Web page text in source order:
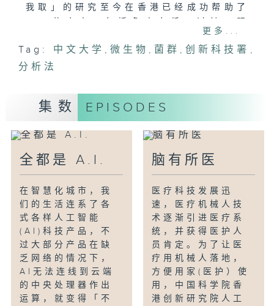
我取」的研究至今在香港已经成功帮助了
胖，结肠癌等疾病。陈家亮教授认为，香港
有条件凭借微生物菌群技术，成为亚太区首
个创新医学产业枢纽。
陈家亮教授（香港微生物菌群创新中心联合
主任）
任）
更多...
Tag: 中文大学 , 微生物 , 菌群 ,创新科技署 ,
分析法
集数 EPISODES
全都是 A.I.
在智慧化城市，我
们的生活连系了各
式各样人工智能
(AI)科技产品，不
过大部分产品在缺
乏网络的情况下，
AI无法连线到云端
的中央处理器作出
运算，就变得「不
脑有所医
医疗科技发展迅
速，医疗机械人技
术逐渐引进医疗系
统，并获得医护人
员肯定。为了让医
疗用机械人落地，
方便用家(医护）使
用，中国科学院香
港创新研究院人工